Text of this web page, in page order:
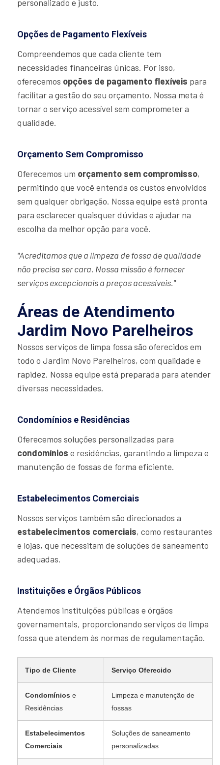
personalizado e justo.
Opções de Pagamento Flexíveis
Compreendemos que cada cliente tem
necessidades financeiras únicas. Por isso,
oferecemos opções de pagamento flexíveis para
facilitar a gestão do seu orçamento. Nossa meta é
tornar o serviço acessível sem comprometer a
qualidade.
Orçamento Sem Compromisso
Oferecemos um orçamento sem compromisso,
permitindo que você entenda os custos envolvidos
sem qualquer obrigação. Nossa equipe está pronta
para esclarecer quaisquer dúvidas e ajudar na
escolha da melhor opção para você.
"Acreditamos que a limpeza de fossa de qualidade
não precisa ser cara. Nossa missão é fornecer
serviços excepcionais a preços acessíveis."
Áreas de Atendimento
Jardim Novo Parelheiros
Nossos serviços de limpa fossa são oferecidos em
todo o Jardim Novo Parelheiros, com qualidade e
rapidez. Nossa equipe está preparada para atender
diversas necessidades.
Condomínios e Residências
Oferecemos soluções personalizadas para
condomínios e residências, garantindo a limpeza e
manutenção de fossas de forma eficiente.
Estabelecimentos Comerciais
Nossos serviços também são direcionados a
estabelecimentos comerciais, como restaurantes
e lojas, que necessitam de soluções de saneamento
adequadas.
Instituições e Órgãos Públicos
Atendemos instituições públicas e órgãos
governamentais, proporcionando serviços de limpa
fossa que atendem às normas de regulamentação.
Tipo de Cliente Serviço Oferecido
Condomínios e
Residências
Limpeza e manutenção de
fossas
Estabelecimentos
Comerciais
Soluções de saneamento
personalizadas